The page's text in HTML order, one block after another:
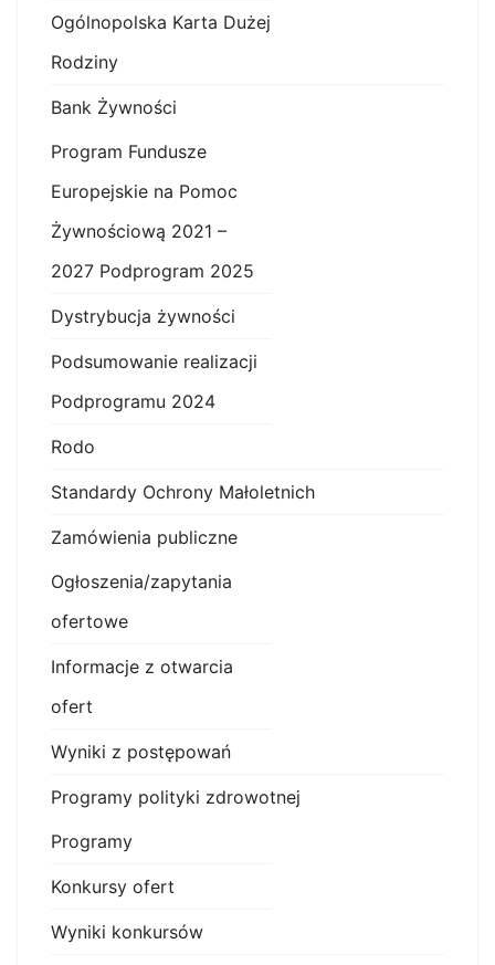
Ogólnopolska Karta Dużej
Rodziny
Bank Żywności
Program Fundusze
Europejskie na Pomoc
Żywnościową 2021 –
2027 Podprogram 2025
Dystrybucja żywności
Podsumowanie realizacji
Podprogramu 2024
Rodo
Standardy Ochrony Małoletnich
Zamówienia publiczne
Ogłoszenia/zapytania
ofertowe
Informacje z otwarcia
ofert
Wyniki z postępowań
Programy polityki zdrowotnej
Programy
Konkursy ofert
Wyniki konkursów